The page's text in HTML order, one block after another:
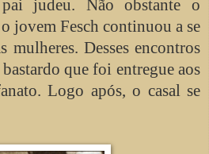
judeu. Não obstante o
jovem Fesch continuou a se
mulheres. Desses encontros
que foi entregue aos
Logo após, o casal se